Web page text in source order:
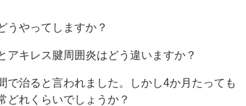
うやってしますか？
キレス腱周囲炎はどう違いますか？
治ると言われました。しかし4か月たっても
どれくらいでしょうか？